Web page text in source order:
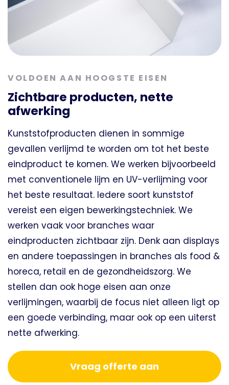
VOLDOEN AAN HOOGSTE EISEN
Zichtbare producten, nette
afwerking
Kunststofproducten dienen in sommige
gevallen verlijmd te worden om tot het beste
eindproduct te komen. We werken bijvoorbeeld
met conventionele lijm en UV-verlijming voor
het beste resultaat. Iedere soort kunststof
vereist een eigen bewerkingstechniek. We
werken vaak voor branches waar
eindproducten zichtbaar zijn. Denk aan displays
en andere toepassingen in branches als food &
horeca, retail en de gezondheidszorg. We
stellen dan ook hoge eisen aan onze
verlijmingen, waarbij de focus niet alleen ligt op
een goede verbinding, maar ook op een uiterst
nette afwerking.
Vraag offerte aan